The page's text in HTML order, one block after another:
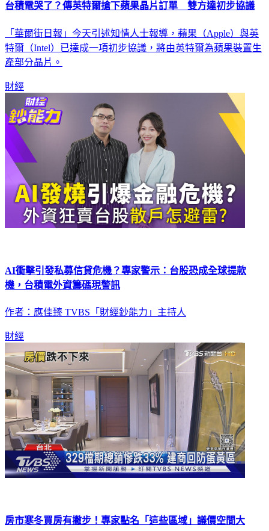
台積電哭了？傳英特爾搶下蘋果晶片訂單 雙方達初步協議
「華爾街日報」今天引述知情人士報導，蘋果（Apple）與英
特爾（Intel）已達成一項初步協議，將由英特爾為蘋果裝置生
產部分晶片。
財經
AI衝擊引發私募信貸危機？專家警示：台股恐成全球提款
機，台積電外資籌碼現警訊
作者：應佳臻 TVBS「財經鈔能力」主持人
財經
房市寒冬買房有撇步！專家點名「這些區域」議價空間大